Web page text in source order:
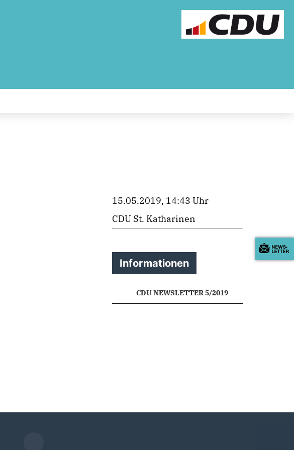
15.05.2019, 14:43 Uhr
CDU St. Katharinen
Informationen
CDU NEWSLETTER 5/2019